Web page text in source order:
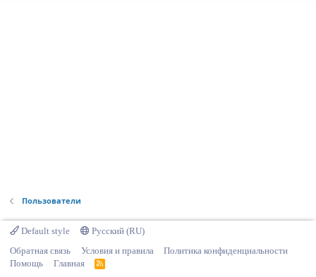
Пользователи
Default style
Русский (RU)
Обратная связь
Условия и правила
Политика конфиденциальности
Помощь
Главная
R